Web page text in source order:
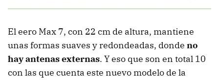
El eero Max 7, con 22 cm de altura, mantiene
unas formas suaves y redondeadas, donde no
hay antenas externas. Y eso que son en total 10
con las que cuenta este nuevo modelo de la